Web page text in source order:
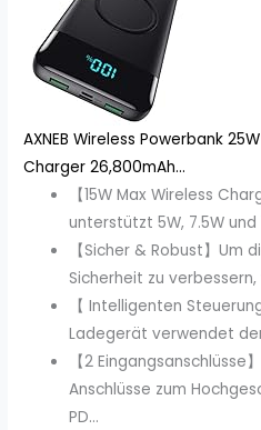
AXNEB Wireless Powerbank
Charger 26,800mAh...
【15W Max Wireless
unterstützt 5W, 7.5W und
【Sicher & Robust】Um
Sicherheit zu
【 Intelligenten
Ladegerät verwendet
【2 Eingangsanschlüsse
Anschlüsse zum
PD...